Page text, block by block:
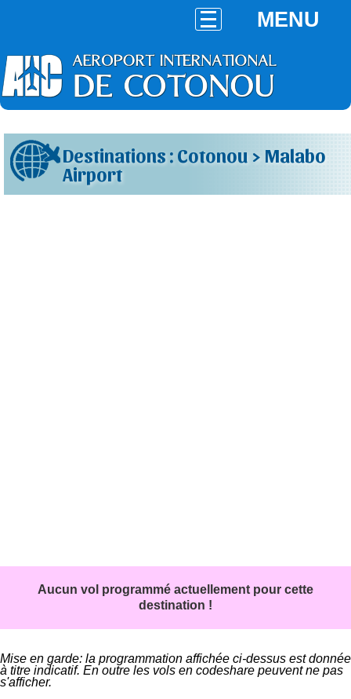
MENU
Destinations : Cotonou > Malabo
Airport
Aucun vol programmé actuellement pour cette
destination !
Mise en garde: la programmation affichée ci-dessus est donnée
à titre indicatif. En outre les vols en codeshare peuvent ne pas
s'afficher.